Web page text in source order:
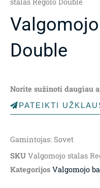
Double
Norite sužinoti daugiau
PATEIKTI
Gamintojas: Sovet
SKU Valgomojo stalas
Kategorijos Valgomojo